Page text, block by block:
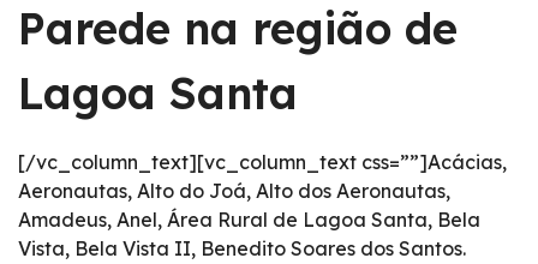
Parede na região de
Lagoa Santa
[/vc_column_text][vc_column_text css=””]Acácias,
Aeronautas, Alto do Joá, Alto dos Aeronautas,
Amadeus, Anel, Área Rural de Lagoa Santa, Bela
Vista, Bela Vista II, Benedito Soares dos Santos.